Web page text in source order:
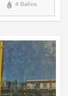
4 Baños